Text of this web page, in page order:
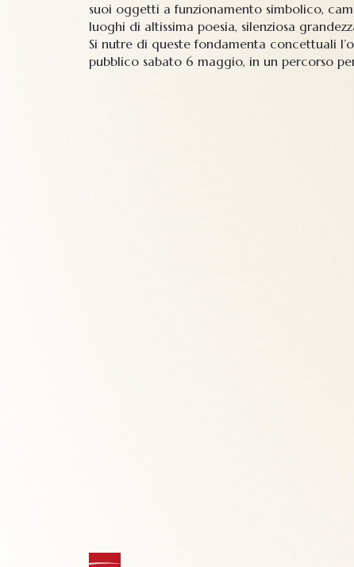
suoi oggetti a funzionamento simbolico,
luoghi di altissima poesia, silenziosa
Si nutre di queste fondamenta concettuali
pubblico sabato 6 maggio, in un percorso